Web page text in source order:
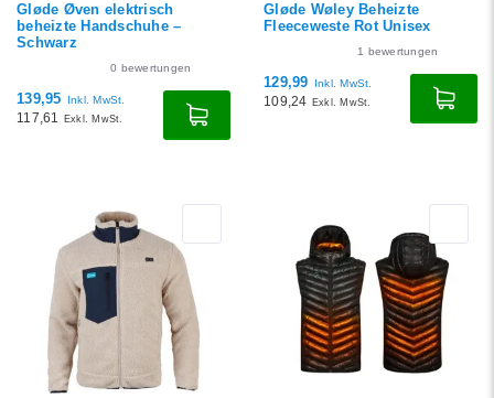
Gløde Øven elektrisch
beheizte Handschuhe –
Schwarz
0 bewertungen
139,95 Inkl. MwSt.
117,61 Exkl. MwSt.
Gløde Wøley Beheizte
Fleeceweste Rot Unisex
1 bewertungen
129,99 Inkl. MwSt.
109,24 Exkl. MwSt.